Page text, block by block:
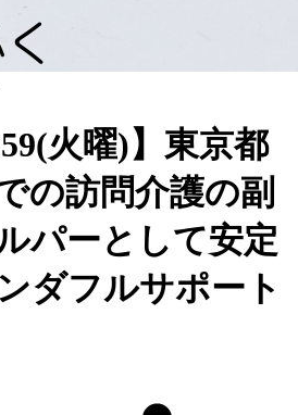
火曜)】東京都
の訪問介護の副
パーとして安定
ダフルサポート